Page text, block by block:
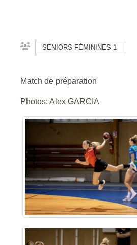
SÉNIORS FÉMININES 1
Match de préparation
Photos: Alex GARCIA